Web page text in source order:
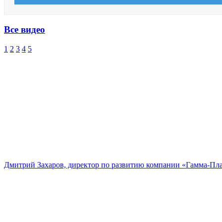
Все видео
1 2 3 4 5
Дмитрий Захаров, директор по развитию компании «Гамма-